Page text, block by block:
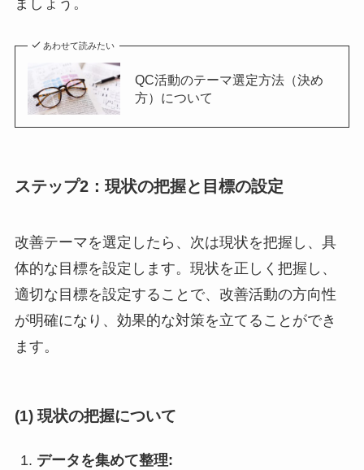
あわせて読みたい
QC活動のテーマ選定方法（決め
方）について
ステップ2：現状の把握と目標の設定
改善テーマを選定したら、次は現状を把握し、具
体的な目標を設定します。現状を正しく把握し、
適切な目標を設定することで、改善活動の方向性
が明確になり、効果的な対策を立てることができ
ます。
(1) 現状の把握について
データを集めて整理: